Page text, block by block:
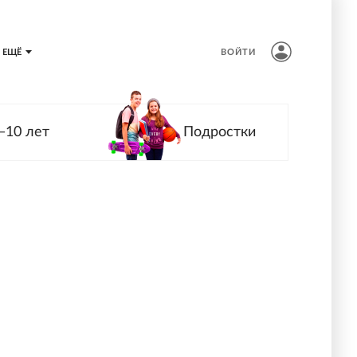
ЕЩЁ ВОЙТИ
лет Подростки